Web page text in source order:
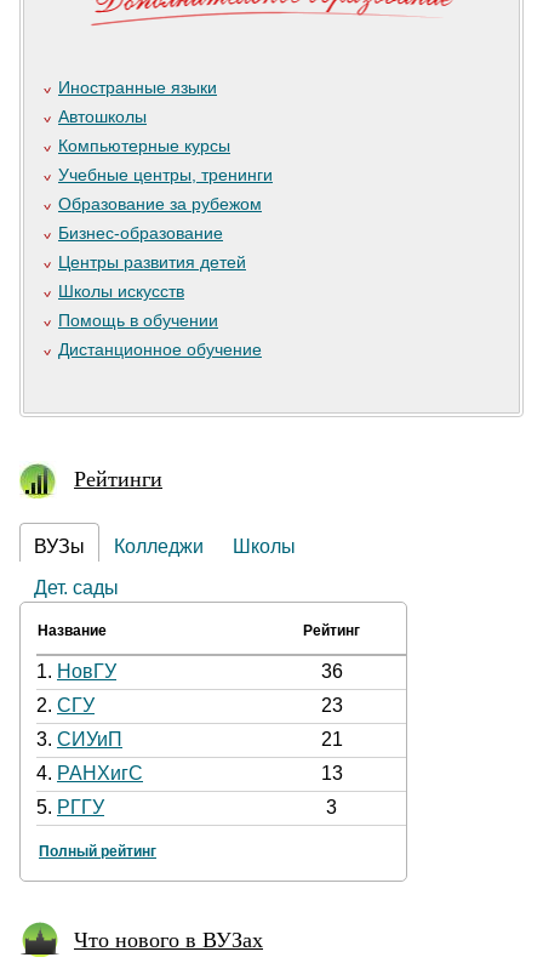
Иностранные языки
Автошколы
Компьютерные курсы
Учебные центры, тренинги
Образование за рубежом
Бизнес-образование
Центры развития детей
Школы искусств
Помощь в обучении
Дистанционное обучение
Рейтинги
ВУЗы Колледжи
Школы
Дет. сады
Название Рейтинг
1. НовГУ
36
2. СГУ
23
3. СИУиП
21
4. РАНХигС
13
5. РГГУ 3
Полный рейтинг
Что нового в ВУЗах